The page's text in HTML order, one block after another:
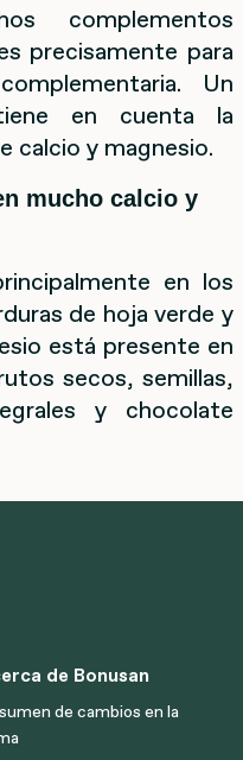
complementos
precisamente para
Un
en cuenta la
calcio y magnesio.
mucho calcio y
en los
de hoja verde y
está presente en
secos, semillas,
y chocolate
de Bonusan
de cambios en la